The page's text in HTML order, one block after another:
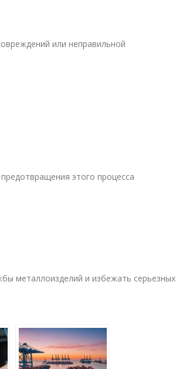
или неправильной
этого процесса
металлоизделий и избежать серьезных